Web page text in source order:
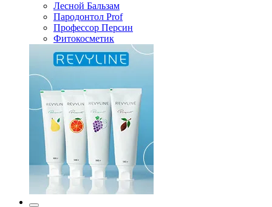
Лесной Бальзам
Пародонтол Prof
Профессор Персин
Фитокосметик